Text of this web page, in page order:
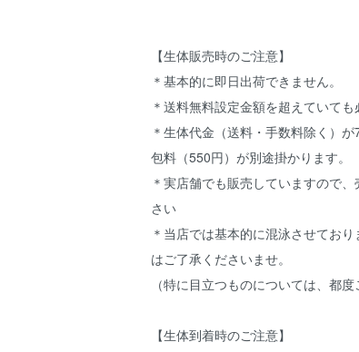
【生体販売時のご注意】
＊基本的に即日出荷できません。
＊送料無料設定金額を超えていても
＊生体代金（送料・手数料除く）
包料（550円）が別途掛かります。
＊実店舗でも販売していますので
さい
＊当店では基本的に混泳させてお
はご了承くださいませ。
（特に目立つものについては、都
【生体到着時のご注意】